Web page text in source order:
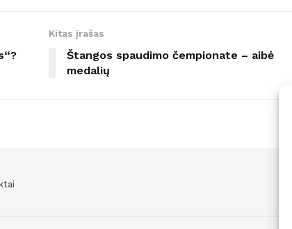
Kitas įrašas
Štangos spaudimo čempionate – aibė
medalių